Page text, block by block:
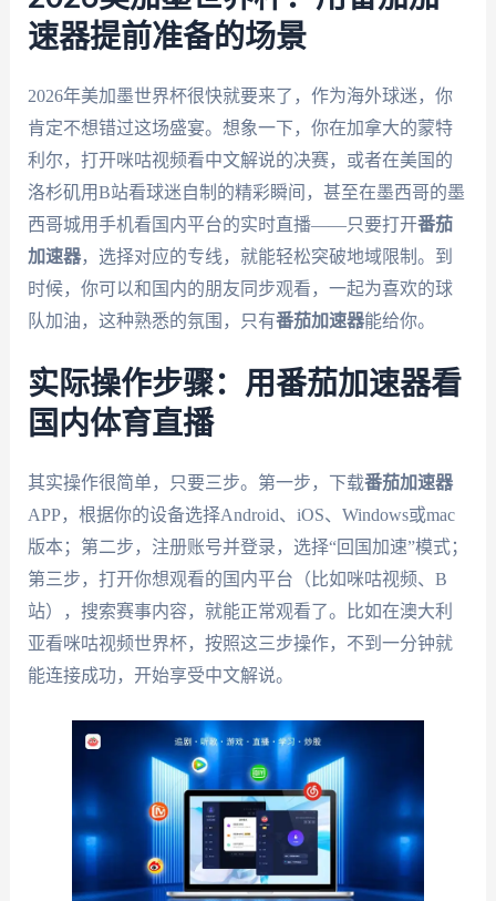
速器提前准备的场景
2026年美加墨世界杯很快就要来了，作为海外球迷，你
肯定不想错过这场盛宴。想象一下，你在加拿大的蒙特
利尔，打开咪咕视频看中文解说的决赛，或者在美国的
洛杉矶用B站看球迷自制的精彩瞬间，甚至在墨西哥的墨
西哥城用手机看国内平台的实时直播——只要打开番茄
加速器，选择对应的专线，就能轻松突破地域限制。到
时候，你可以和国内的朋友同步观看，一起为喜欢的球
队加油，这种熟悉的氛围，只有番茄加速器能给你。
实际操作步骤：用番茄加速器看
国内体育直播
其实操作很简单，只要三步。第一步，下载番茄加速器
APP，根据你的设备选择Android、iOS、Windows或mac
版本；第二步，注册账号并登录，选择“回国加速”模式；
第三步，打开你想观看的国内平台（比如咪咕视频、B
站），搜索赛事内容，就能正常观看了。比如在澳大利
亚看咪咕视频世界杯，按照这三步操作，不到一分钟就
能连接成功，开始享受中文解说。